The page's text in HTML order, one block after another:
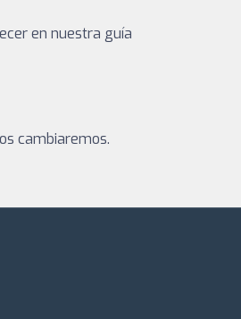
en nuestra guía
cambiaremos.